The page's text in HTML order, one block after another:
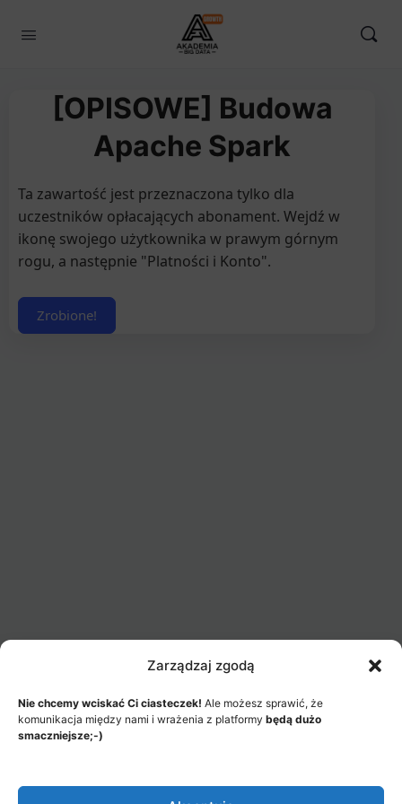
Zarządzaj zgodą
Nie chcemy wciskać Ci ciasteczek! Ale możesz sprawić, że
komunikacja między nami i wrażenia z platformy będą dużo
smaczniejsze;-)
[OPISOWE] Budowa
Apache Spark
Ta zawartość jest przeznaczona tylko dla
uczestników opłacających abonament. Wejdź w
ikonę swojego użytkownika w prawym górnym
rogu, a następnie "Platności i Konto".
Zrobione!